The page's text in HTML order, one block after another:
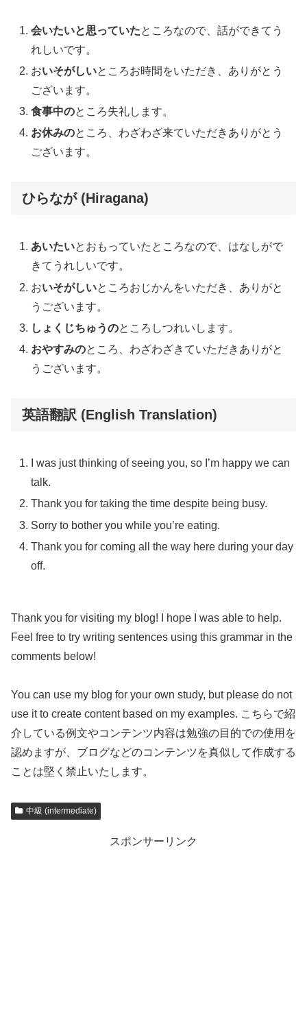
会いたいと思っていたところなので、話ができてう
れしいです。
おいそがしいところお時間をいただき、ありがとう
ございます。
食事中のところ失礼します。
お休みのところ、わざわざ来ていただきありがとう
ございます。
ひらなが (Hiragana)
あいたいとおもっていたところなので、はなしがで
きてうれしいです。
おいそがしいところおじかんをいただき、ありがと
うございます。
しょくじちゅうのところしつれいします。
おやすみのところ、わざわざきていただきありがと
うございます。
英語翻訳 (English Translation)
I was just thinking of seeing you, so I’m happy we can
talk.
Thank you for taking the time despite being busy.
Sorry to bother you while you’re eating.
Thank you for coming all the way here during your day
off.
Thank you for visiting my blog! I hope I was able to help.
Feel free to try writing sentences using this grammar in the
comments below!
You can use my blog for your own study, but please do not
use it to create content based on my examples. こちらで紹
介している例文やコンテンツ内容は勉強の目的での使用を
認めますが、ブログなどのコンテンツを真似して作成する
ことは堅く禁止いたします。
中級 (intermediate)
スポンサーリンク